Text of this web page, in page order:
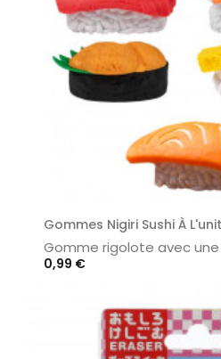
Gommes Nigiri Sushi À
Gomme rigolote avec une
Prix
0,99 €